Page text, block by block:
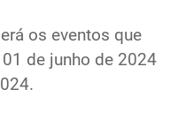
os eventos que
de junho de 2024